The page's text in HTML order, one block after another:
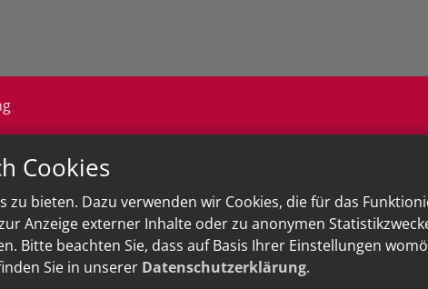
Cookies
bieten. Dazu verwenden wir Cookies, die für das
Anzeige externer Inhalte oder zu anonymen
Bitte beachten Sie, dass auf Basis Ihrer Einstellungen
Sie in unserer Datenschutzerklärung.